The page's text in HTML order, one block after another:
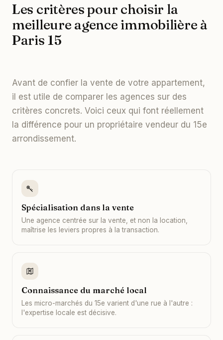
Les critères pour choisir la
meilleure agence immobilière à
Paris 15
Avant de confier la vente de votre appartement,
il est utile de comparer les agences sur des
critères concrets. Voici ceux qui font réellement
la différence pour un propriétaire vendeur du 15e
arrondissement.
Spécialisation dans la vente
Une agence centrée sur la vente, et non la location,
maîtrise les leviers propres à la transaction.
Connaissance du marché local
Les micro-marchés du 15e varient d'une rue à l'autre :
l'expertise locale est décisive.